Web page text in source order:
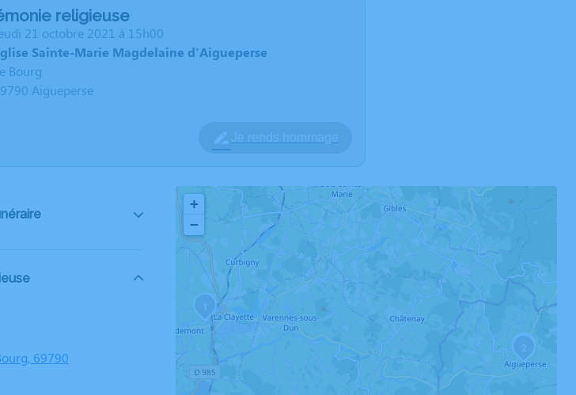
religieuse
21 octobre 2021 à 15h00
Sainte-Marie Magdelaine d'Aigueperse
Bourg
Aigueperse
69790
+
−